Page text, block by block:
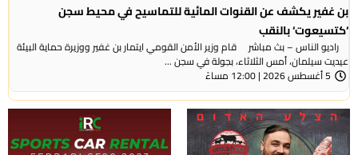
بن غفير يكشف عن القنوات المائية للتماسيح في محيط سجن
‘كتسيعوت‘ بالنقب
راديو الناس – بث مباشر قام وزير الأمن القومي ايتمار بن غفير ووزيرة حماية البيئة
عيديت سيلمان، أمس الثلاثاء، بجولة في سجن ...
5 أغسطس 2026 | 12:00 مساءً